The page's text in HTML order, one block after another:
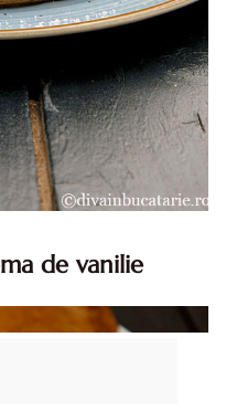
de vanilie
crema vanilie. Reteta